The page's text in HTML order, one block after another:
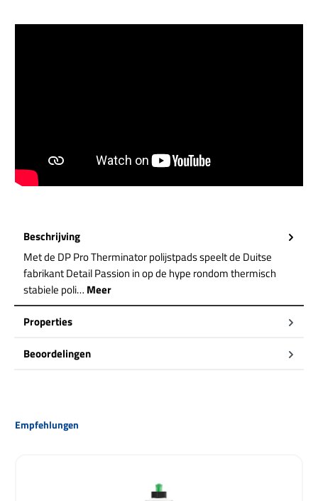
Beschrijving
Met de DP Pro Therminator polijstpads speelt de Duitse
fabrikant Detail Passion in op de hype rondom thermisch
stabiele poli… Meer
Properties
Beoordelingen
Productgalerij overslaan
Empfehlungen